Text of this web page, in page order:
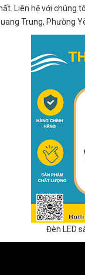
Liên hệ với chúng
Trung, Phường
Đèn LED